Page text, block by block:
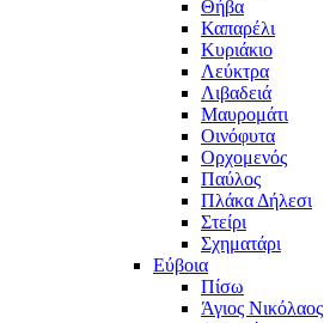
Θήβα
Καπαρέλι
Κυριάκιο
Λεύκτρα
Λιβαδειά
Μαυρομάτι
Οινόφυτα
Ορχομενός
Παύλος
Πλάκα Δήλεσι
Στείρι
Σχηματάρι
Εύβοια
Πίσω
Άγιος Νικόλαος